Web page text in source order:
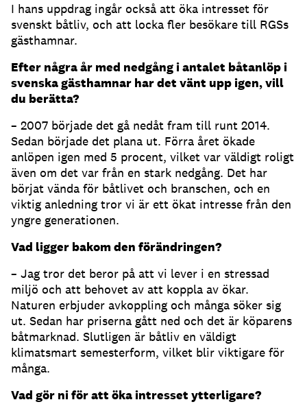
I hans uppdrag ingår också att öka intresset för
svenskt båtliv, och att locka fler besökare till RGSs
gästhamnar.
Efter några år med nedgång i antalet båtanlöp i
svenska gästhamnar har det vänt upp igen, vill
du berätta?
– 2007 började det gå nedåt fram till runt 2014.
Sedan började det plana ut. Förra året ökade
anlöpen igen med 5 procent, vilket var väldigt roligt
även om det var från en stark nedgång. Det har
börjat vända för båtlivet och branschen, och en
viktig anledning tror vi är ett ökat intresse från den
yngre generationen.
Vad ligger bakom den förändringen?
– Jag tror det beror på att vi lever i en stressad
miljö och att behovet av att koppla av ökar.
Naturen erbjuder avkoppling och många söker sig
ut. Sedan har priserna gått ned och det är köparens
båtmarknad. Slutligen är båtliv en väldigt
klimatsmart semesterform, vilket blir viktigare för
många.
Vad gör ni för att öka intresset ytterligare?